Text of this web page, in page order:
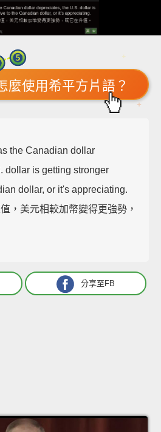
麼使用希平方片語？
the Canadian dollar
dollar is getting stronger
dollar, or it's appreciating.
，美元相較加幣變得更強勢，
分享至FB